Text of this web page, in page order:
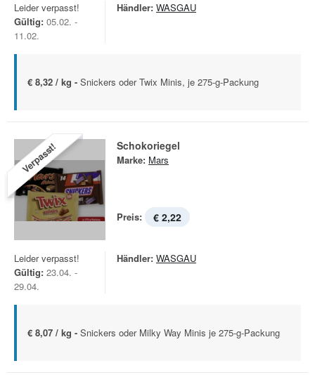
Leider verpasst!
Gültig: 05.02. -
11.02.
Händler: WASGAU
€ 8,32 / kg - Snickers oder Twix Minis, je 275-g-Packung
Verpasst! Schokoriegel
Marke: Mars
Preis: € 2,22
Leider verpasst!
Gültig: 23.04. -
29.04.
Händler: WASGAU
€ 8,07 / kg - Snickers oder Milky Way Minis je 275-g-Packung